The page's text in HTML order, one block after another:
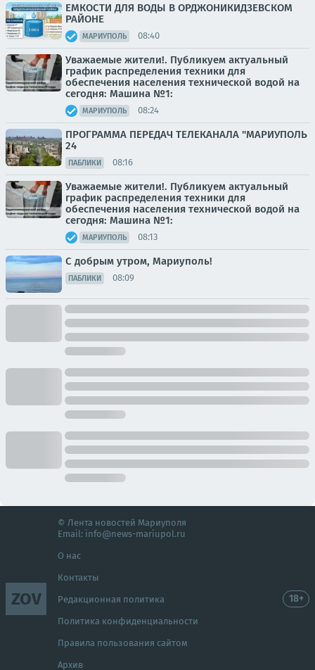
ЕМКОСТИ ДЛЯ ВОДЫ В ОРДЖОНИКИДЗЕВСКОМ
РАЙОНЕ
МАРИУПОЛЬ 08:40
Уважаемые жители!. Публикуем актуальный
график распределения техники для
обеспечения населения технической водой на
сегодня: Машина №1:
МАРИУПОЛЬ 08:24
ПРОГРАММА ПЕРЕДАЧ ТЕЛЕКАНАЛА "МАРИУПОЛЬ
24
ПАБЛИКИ 08:16
Уважаемые жители!. Публикуем актуальный
график распределения техники для
обеспечения населения технической водой на
сегодня: Машина №1:
МАРИУПОЛЬ 08:13
С добрым утром, Мариуполь!
ПАБЛИКИ 08:09
ZOV
© Лента новостей Мариуполя
Email: info@news-mariupol.ru
О нас
Контакты
Редакционная политика
Политика конфиденциальности
Правила пользования сайтом
Архив
18+